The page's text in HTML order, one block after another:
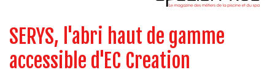
SERYS, l'abri haut de gamme
accessible d'EC Creation